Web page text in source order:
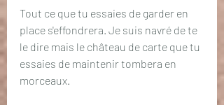
Tout ce que tu essaies de garder en
place s'effondrera. Je suis navré de te
le dire mais le château de carte que tu
essaies de maintenir tombera en
morceaux.